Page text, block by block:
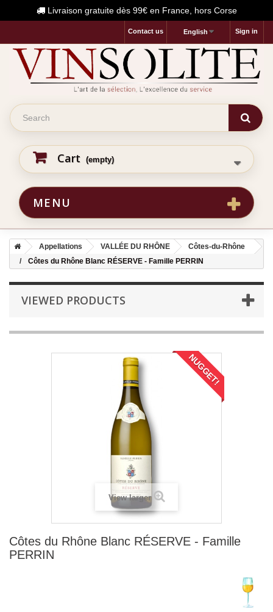
Livraison gratuite dès 99€ en France, hors Corse
Sign in
English
Contact us
Cart (empty)
MENU
Appellations VALLÉE DU RHÔNE
Côtes-du-Rhône
Côtes du Rhône Blanc RÉSERVE - Famille PERRIN
VIEWED PRODUCTS
NUGGET!
View larger
Côtes du Rhône Blanc RÉSERVE - Famille
PERRIN